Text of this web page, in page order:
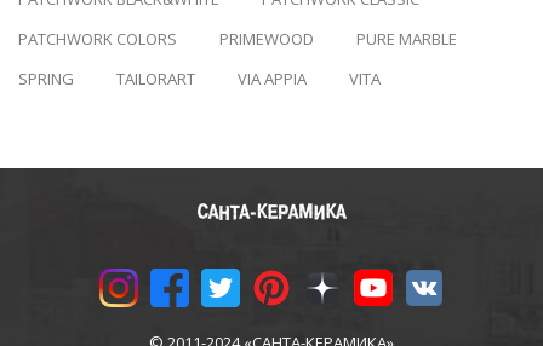
PATCHWORK COLORS
PRIMEWOOD
PURE MARBLE
SPRING
TAILORART VIA APPIA VITA